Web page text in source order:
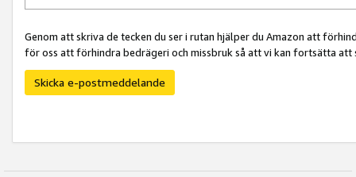
Genom att skriva de tecken du ser i rutan hjälper du Amazon att
för oss att förhindra bedrägeri och missbruk så att vi kan fortsätta
Skicka e-postmeddelande